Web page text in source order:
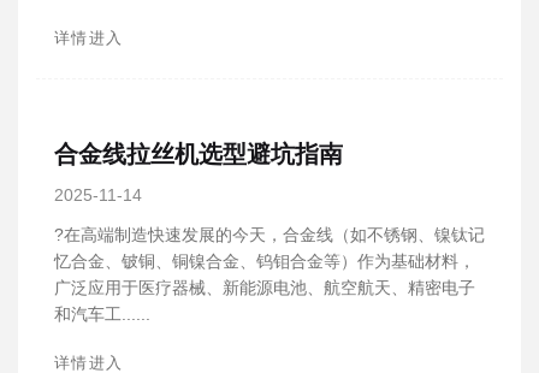
详情进入
合金线拉丝机选型避坑指南
2025-11-14
?在高端制造快速发展的今天，合金线（如不锈钢、镍钛记
忆合金、铍铜、铜镍合金、钨钼合金等）作为基础材料，
广泛应用于医疗器械、新能源电池、航空航天、精密电子
和汽车工......
详情进入